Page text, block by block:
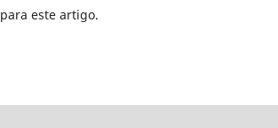
para este artigo.